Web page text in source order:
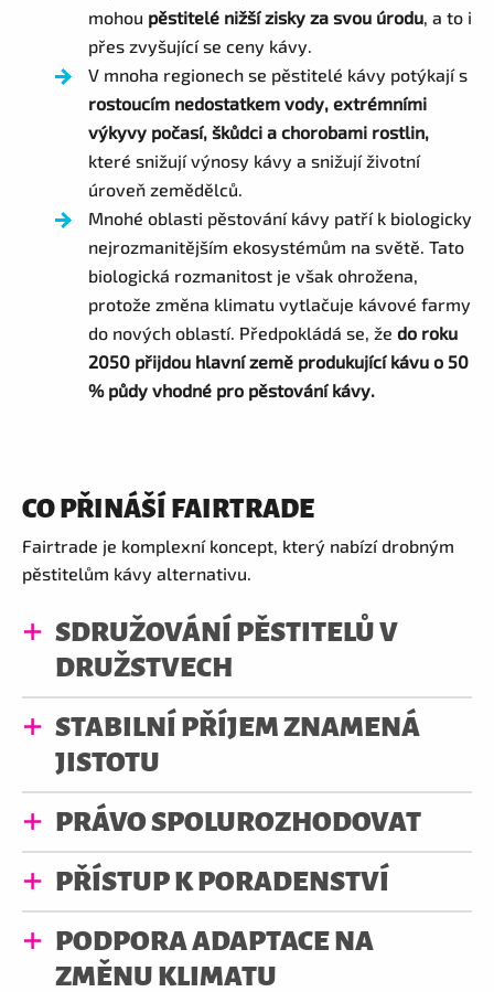
mohou pěstitelé nižší zisky za svou úrodu, a to i
přes zvyšující se ceny kávy.
V mnoha regionech se pěstitelé kávy potýkají s
rostoucím nedostatkem vody, extrémními
výkyvy počasí, škůdci a chorobami rostlin,
které snižují výnosy kávy a snižují životní
úroveň zemědělců.
Mnohé oblasti pěstování kávy patří k biologicky
nejrozmanitějším ekosystémům na světě. Tato
biologická rozmanitost je však ohrožena,
protože změna klimatu vytlačuje kávové farmy
do nových oblastí. Předpokládá se, že do roku
2050 přijdou hlavní země produkující kávu o 50
% půdy vhodné pro pěstování kávy.
CO PŘINÁŠÍ FAIRTRADE
Fairtrade je komplexní koncept, který nabízí drobným
pěstitelům kávy alternativu.
SDRUŽOVÁNÍ PĚSTITELŮ V
DRUŽSTVECH
STABILNÍ PŘÍJEM ZNAMENÁ
JISTOTU
PRÁVO SPOLUROZHODOVAT
PŘÍSTUP K PORADENSTVÍ
PODPORA ADAPTACE NA
ZMĚNU KLIMATU